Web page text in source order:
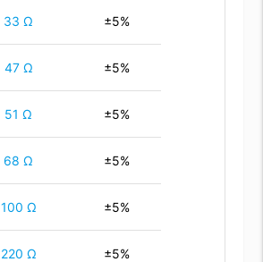
33 Ω ±5%
47 Ω ±5%
51 Ω ±5%
68 Ω ±5%
100 Ω ±5%
220 Ω ±5%